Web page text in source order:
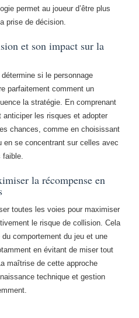
permet au joueur d’être plus
prise de décision.
et son impact sur la
si le personnage
parfaitement comment un
la stratégie. En comprenant
les risques et adopter
chances, comme en choisissant
se concentrant sur celles avec
faible.
la récompense en
toutes les voies pour maximiser
le risque de collision. Cela
comportement du jeu et une
en évitant de miser tout
maîtrise de cette approche
technique et gestion